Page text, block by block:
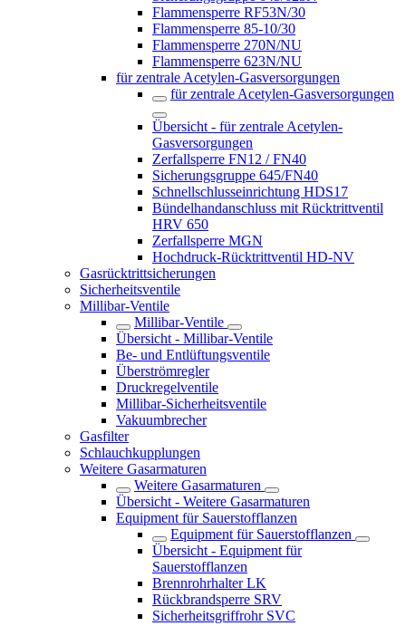
Flammensperre RF53N/30
Flammensperre 85-10/30
Flammensperre 270N/NU
Flammensperre 623N/NU
für zentrale Acetylen-Gasversorgungen
für zentrale Acetylen-Gasversorgungen
Übersicht - für zentrale Acetylen-
Gasversorgungen
Zerfallsperre FN12 / FN40
Sicherungsgruppe 645/FN40
Schnellschlusseinrichtung HDS17
Bündelhandanschluss mit Rücktrittventil
HRV 650
Zerfallsperre MGN
Hochdruck-Rücktrittventil HD-NV
Gasrücktritt­sicherungen
Sicherheitsventile
Millibar-Ventile
Millibar-Ventile
Übersicht - Millibar-Ventile
Be- und Entlüftungsventile
Überströmregler
Druckregelventile
Millibar-Sicherheitsventile
Vakuumbrecher
Gasfilter
Schlauch­kupplungen
Weitere Gasarmaturen
Weitere Gasarmaturen
Übersicht - Weitere Gasarmaturen
Equipment für Sauerstofflanzen
Equipment für Sauerstofflanzen
Übersicht - Equipment für
Sauerstofflanzen
Brennrohrhalter LK
Rückbrandsperre SRV
Sicherheitsgriffrohr SVC